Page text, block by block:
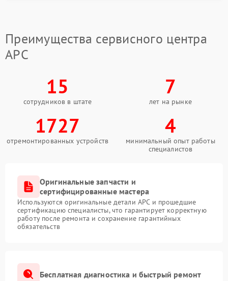
Преимущества сервисного центра
APC
15
сотрудников в штате
7
лет на рынке
1727
отремонтированных устройств
4
минимальный опыт работы
специалистов
Оригинальные запчасти и
сертифицированные мастера
Используются оригинальные детали APC и прошедшие
сертификацию специалисты, что гарантирует корректную
работу после ремонта и сохранение гарантийных
обязательств
Бесплатная диагностика и быстрый ремонт